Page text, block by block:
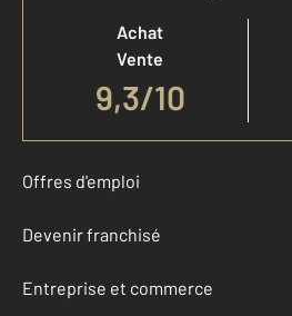
Achat
Vente
9,3/10
Offres d'emploi
Devenir franchisé
Entreprise et commerce